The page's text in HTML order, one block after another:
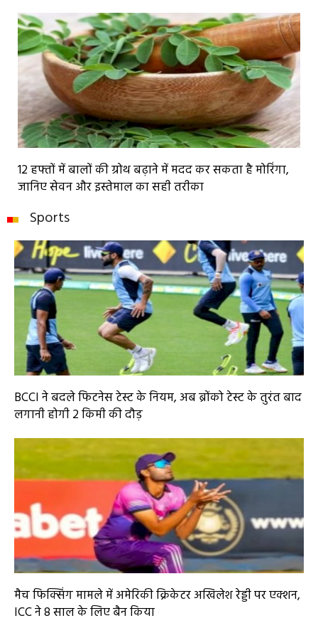
12 हफ्तों में बालों की ग्रोथ बढ़ाने में मदद कर सकता है मोरिंगा,
जानिए सेवन और इस्तेमाल का सही तरीका
Sports
BCCI ने बदले फिटनेस टेस्ट के नियम, अब ब्रोंको टेस्ट के तुरंत बाद
लगानी होगी 2 किमी की दौड़
मैच फिक्सिंग मामले में अमेरिकी क्रिकेटर अखिलेश रेड्डी पर एक्शन,
ICC ने 8 साल के लिए बैन किया